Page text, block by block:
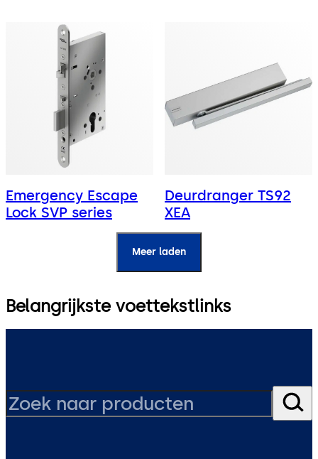
Emergency Escape
Lock SVP series
Deurdranger TS92
XEA
Meer laden
Belangrijkste voettekstlinks